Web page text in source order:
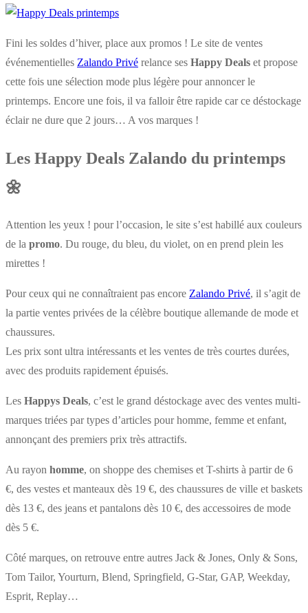
Fini les soldes d’hiver, place aux promos ! Le site de ventes
événementielles Zalando Privé relance ses Happy Deals et propose
cette fois une sélection mode plus légère pour annoncer le
printemps. Encore une fois, il va falloir être rapide car ce déstockage
éclair ne dure que 2 jours… A vos marques !
Les Happy Deals Zalando du printemps
🌼
Attention les yeux ! pour l’occasion, le site s’est habillé aux couleurs
de la promo. Du rouge, du bleu, du violet, on en prend plein les
mirettes !
Pour ceux qui ne connaîtraient pas encore Zalando Privé, il s’agit de
la partie ventes privées de la célèbre boutique allemande de mode et
chaussures.
Les prix sont ultra intéressants et les ventes de très courtes durées,
avec des produits rapidement épuisés.
Les Happys Deals, c’est le grand déstockage avec des ventes multi-
marques triées par types d’articles pour homme, femme et enfant,
annonçant des premiers prix très attractifs.
Au rayon homme, on shoppe des chemises et T-shirts à partir de 6
€, des vestes et manteaux dès 19 €, des chaussures de ville et baskets
dès 13 €, des jeans et pantalons dès 10 €, des accessoires de mode
dès 5 €.
Côté marques, on retrouve entre autres Jack & Jones, Only & Sons,
Tom Tailor, Yourturn, Blend, Springfield, G-Star, GAP, Weekday,
Esprit, Replay…